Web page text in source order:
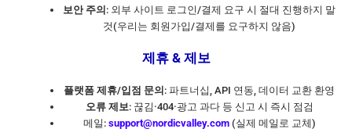
보안 주의 : 외부 사이트 로그인/결제 요구 시 절대 진행하지 말
것(우리는 회원가입/결제를 요구하지 않음)
제휴 & 제보
플랫폼 제휴/입점 문의 : 파트너십, API 연동, 데이터 교환 환영
오류 제보: 끊김·404·광고 과다 등 신고 시 즉시 점검
메일: support@nordicvalley.com(실제 메일로 교체)